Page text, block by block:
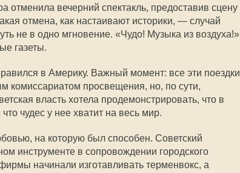
отменила вечерний спектакль, предоставив сцену
отмена, как настаивают историки, — случай
не в одно мгновение. «Чудо! Музыка из воздуха!»
газеты.
в Америку. Важный момент: все эти поездки
комиссариатом просвещения, но, по сути,
власть хотела продемонстрировать, что в
чудес у нее хватит на весь мир.
на которую был способен. Советский
инструменте в сопровождении городского
начинали изготавливать терменвокс, а